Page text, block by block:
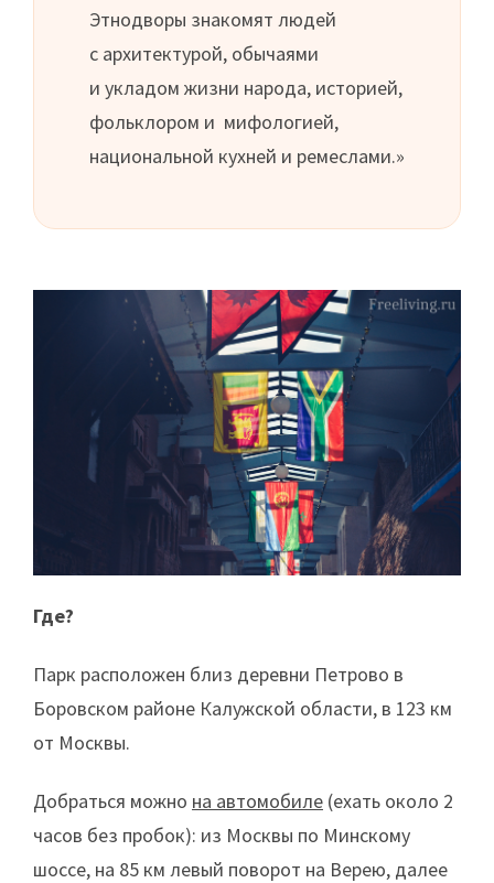
Этнодворы знакомят людей
с архитектурой, обычаями
и укладом жизни народа, историей,
фольклором и мифологией,
национальной кухней и ремеслами.»
Где?
Парк расположен близ деревни Петрово в
Боровском районе Калужской области, в 123 км
от Москвы.
Добраться можно на автомобиле (ехать около 2
часов без пробок): из Москвы по Минскому
шоссе, на 85 км левый поворот на Верею, далее